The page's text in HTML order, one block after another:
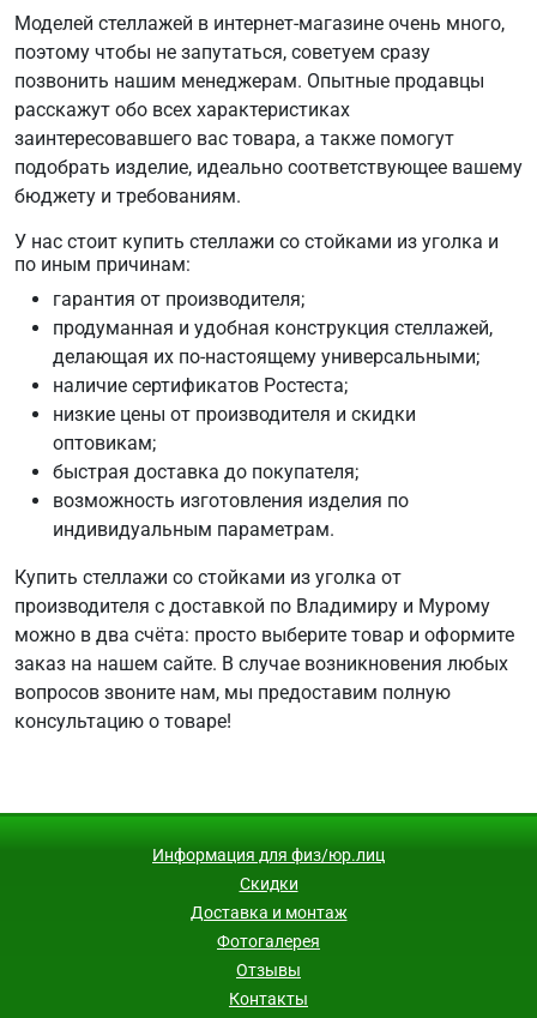
Моделей стеллажей в интернет-магазине очень много,
поэтому чтобы не запутаться, советуем сразу
позвонить нашим менеджерам. Опытные продавцы
расскажут обо всех характеристиках
заинтересовавшего вас товара, а также помогут
подобрать изделие, идеально соответствующее вашему
бюджету и требованиям.
У нас стоит купить стеллажи со стойками из уголка и
по иным причинам:
гарантия от производителя;
продуманная и удобная конструкция стеллажей,
делающая их по-настоящему универсальными;
наличие сертификатов Ростеста;
низкие цены от производителя и скидки
оптовикам;
быстрая доставка до покупателя;
возможность изготовления изделия по
индивидуальным параметрам.
Купить стеллажи со стойками из уголка от
производителя с доставкой по Владимиру и Мурому
можно в два счёта: просто выберите товар и оформите
заказ на нашем сайте. В случае возникновения любых
вопросов звоните нам, мы предоставим полную
консультацию о товаре!
Информация для физ/юр.лиц
Скидки
Доставка и монтаж
Фотогалерея
Отзывы
Контакты